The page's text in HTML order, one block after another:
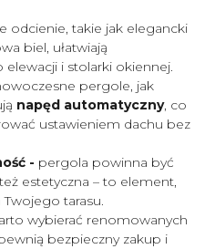
odcienie, takie jak elegancki
biel, ułatwiają
i stolarki okiennej.
pergole, jak
napęd automatyczny, co
ustawieniem dachu bez
- pergola powinna być
estetyczna – to element,
tarasu.
wybierać renomowanych
bezpieczny zakup i